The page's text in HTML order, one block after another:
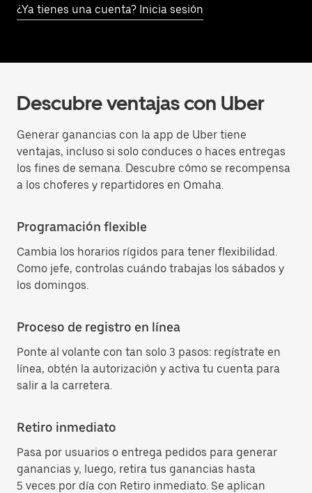
¿Ya tienes una cuenta? Inicia sesión
Descubre ventajas con Uber
Generar ganancias con la app de Uber tiene
ventajas, incluso si solo conduces o haces entregas
los fines de semana. Descubre cómo se recompensa
a los choferes y repartidores en Omaha.
Programación flexible
Cambia los horarios rígidos para tener flexibilidad.
Como jefe, controlas cuándo trabajas los sábados y
los domingos.
Proceso de registro en línea
Ponte al volante con tan solo 3 pasos: regístrate en
línea, obtén la autorización y activa tu cuenta para
salir a la carretera.
Retiro inmediato
Pasa por usuarios o entrega pedidos para generar
ganancias y, luego, retira tus ganancias hasta
5 veces por día con Retiro inmediato. Se aplican